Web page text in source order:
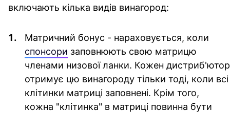
включають кілька видів винагород:
Матричний бонус - нараховується, коли
спонсори заповнюють свою матрицю
членами низової ланки. Кожен дистриб'ютор
отримує цю винагороду тільки тоді, коли всі
клітинки матриці заповнені. Крім того,
кожна "клітинка" в матриці повинна бути